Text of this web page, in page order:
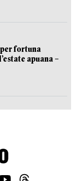
per fortuna
apuana –